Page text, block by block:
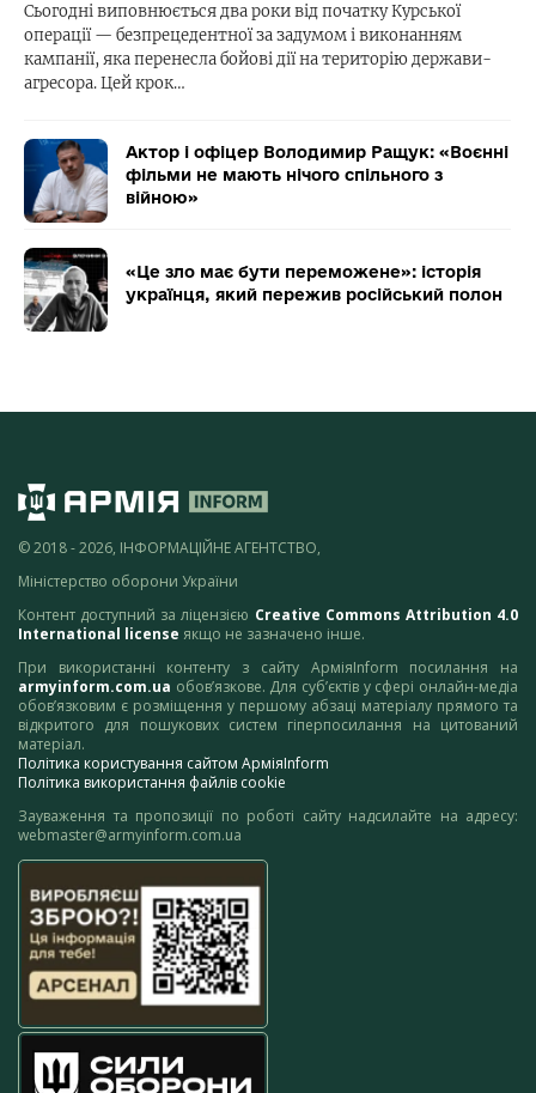
Сьогодні виповнюється два роки від початку Курської
операції — безпрецедентної за задумом і виконанням
кампанії, яка перенесла бойові дії на територію держави-
агресора. Цей крок…
Актор і офіцер Володимир Ращук: «Воєнні
фільми не мають нічого спільного з
війною»
«Це зло має бути переможене»: історія
українця, який пережив російський полон
© 2018 - 2026, ІНФОРМАЦІЙНЕ АГЕНТСТВО,
Міністерство оборони України
Контент доступний за ліцензією Creative Commons Attribution 4.0
International license якщо не зазначено інше.
При використанні контенту з сайту АрміяInform посилання на
armyinform.com.ua обов’язкове. Для суб’єктів у сфері онлайн-медіа
обов’язковим є розміщення у першому абзаці матеріалу прямого та
відкритого для пошукових систем гіперпосилання на цитований
матеріал.
Політика користування сайтом АрміяInform
Політика використання файлів cookie
Зауваження та пропозиції по роботі сайту надсилайте на адресу:
webmaster@armyinform.com.ua